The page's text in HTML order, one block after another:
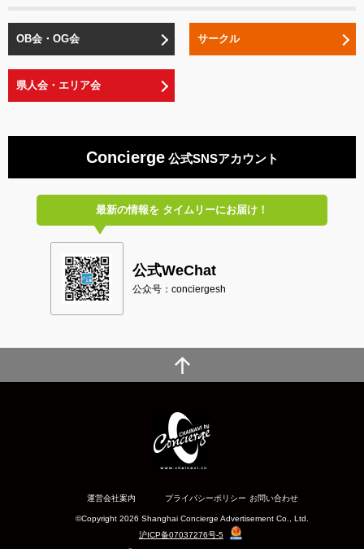
OB会・OG会 サークル
県人会・エリア会
Concierge公式SNSアカウント
最新の情報をタイムリーにお届け！
公式WeChat
公众号：conciergesh
運営会社案内 プライバシーポリシー お問い合わせ
©Copyright 2026 Shanghai Concierge Advertisement Co., Ltd.
沪ICP备07037276号-5